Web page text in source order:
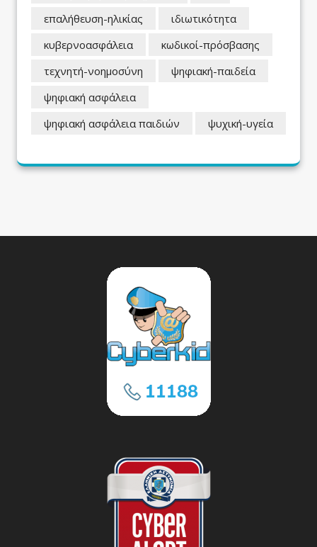
επαλήθευση-ηλικίας
ιδιωτικότητα
κυβερνοασφάλεια
κωδικοί-πρόσβασης
τεχνητή-νοημοσύνη
ψηφιακή-παιδεία
ψηφιακή ασφάλεια
ψηφιακή ασφάλεια παιδιών
ψυχική-υγεία